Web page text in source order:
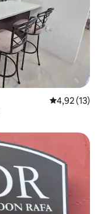
Średnia
4,92 (13)